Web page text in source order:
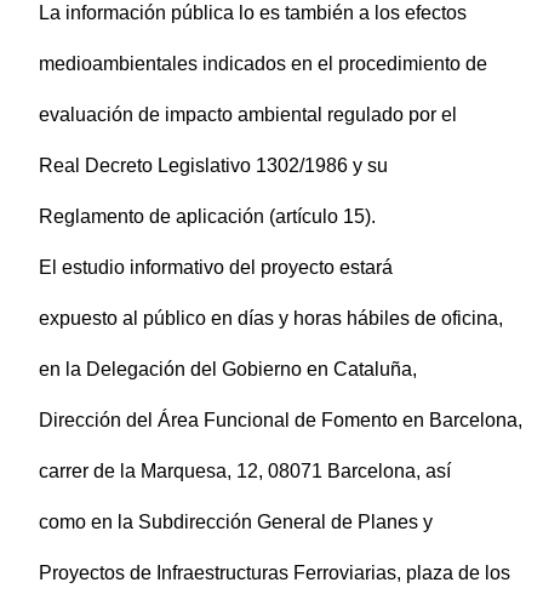
La información pública lo es también a los efectos
medioambientales indicados en el procedimiento de
evaluación de impacto ambiental regulado por el
Real Decreto Legislativo 1302/1986 y su
Reglamento de aplicación (artículo 15).
El estudio informativo del proyecto estará
expuesto al público en días y horas hábiles de oficina,
en la Delegación del Gobierno en Cataluña,
Dirección del Área Funcional de Fomento en Barcelona,
carrer de la Marquesa, 12, 08071 Barcelona, así
como en la Subdirección General de Planes y
Proyectos de Infraestructuras Ferroviarias, plaza de los